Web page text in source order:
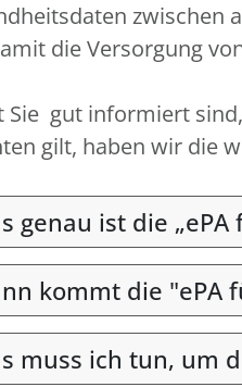
zwischen
die Versorgung
Sie gut informiert
gilt, haben wir die
genau ist die „ePA
kommt die "ePA
muss ich tun, um